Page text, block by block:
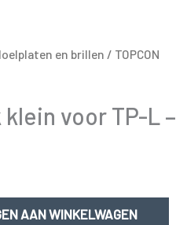
en brillen / TOPCON
voor TP-L –
AAN WINKELWAGEN